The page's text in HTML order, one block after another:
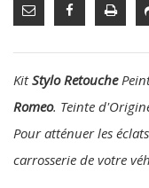
KitStylo Retouche
Romeo. Teinte
Pour atténuer les
carrosserie de votre